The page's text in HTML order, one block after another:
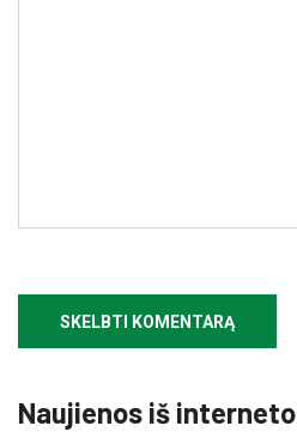
Naujienos iš interneto